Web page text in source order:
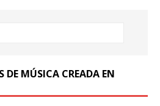
DE MÚSICA CREADA EN